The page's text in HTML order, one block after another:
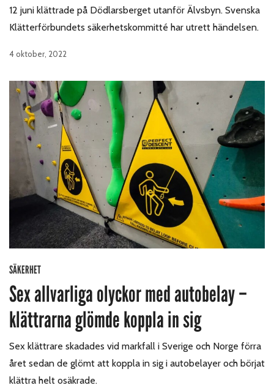
12 juni klättrade på Dödlarsberget utanför Älvsbyn. Svenska
Klätterförbundets säkerhetskommitté har utrett händelsen.
4 oktober, 2022
SÄKERHET
Sex allvarliga olyckor med autobelay –
klättrarna glömde koppla in sig
Sex klättrare skadades vid markfall i Sverige och Norge förra
året sedan de glömt att koppla in sig i autobelayer och börjat
klättra helt osäkrade.